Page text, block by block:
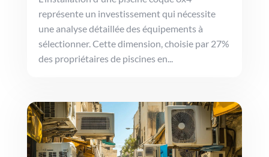
représente un investissement qui nécessite
une analyse détaillée des équipements à
sélectionner. Cette dimension, choisie par 27%
des propriétaires de piscines en...